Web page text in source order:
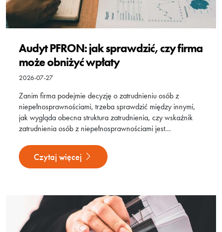
Audyt PFRON: jak sprawdzić, czy firma
może obniżyć wpłaty
2026-07-27
Zanim firma podejmie decyzję o zatrudnieniu osób z
niepełnosprawnościami, trzeba sprawdzić między innymi,
jak wygląda obecna struktura zatrudnienia, czy wskaźnik
zatrudnienia osób z niepełnosprawnościami jest…
Czytaj więcej